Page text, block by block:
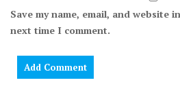
Save my name, email, and website
next time I comment.